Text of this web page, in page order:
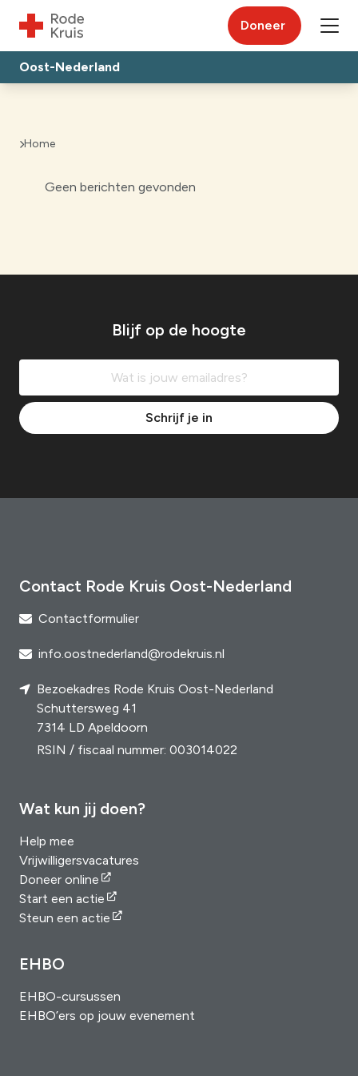
Doneer
Oost-Nederland
Home
Geen berichten gevonden
Blijf op de hoogte
Schrijf je in
Contact Rode Kruis Oost-Nederland
Contactformulier
info.oostnederland@rodekruis.nl
Bezoekadres Rode Kruis Oost-Nederland
Schuttersweg 41
7314 LD Apeldoorn
RSIN / fiscaal nummer: 003014022
Wat kun jij doen?
Help mee
Vrijwilligersvacatures
Doneer online
Start een actie
Steun een actie
EHBO
EHBO-cursussen
EHBO’ers op jouw evenement